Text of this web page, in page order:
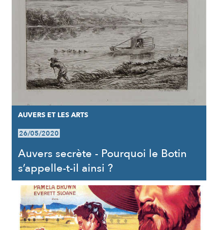
RÉSULTATS
AUVERS ET LES ARTS
26/05/2020
Auvers secrète - Pourquoi le Botin
s’appelle-t-il ainsi ?